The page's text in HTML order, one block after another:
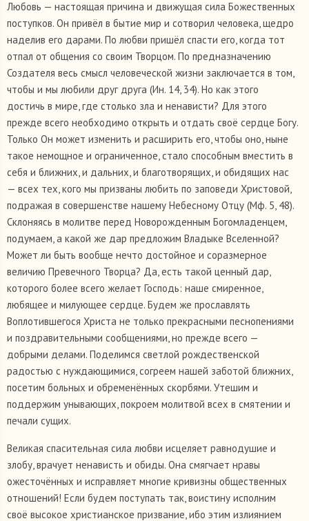
Любовь — настоящая причина и движущая сила Божественных
поступков. Он привёл в бытие мир и сотворил человека, щедро
наделив его дарами. По любви пришёл спасти его, когда тот
отпал от общения со своим Творцом. По предназначению
Создателя весь смысл человеческой жизни заключается в том,
чтобы и мы любили друг друга (Ин. 14, 34). Но как этого
достичь в мире, где столько зла и ненависти? Для этого
прежде всего необходимо открыть и отдать своё сердце Богу.
Только Он может изменить и расширить его, чтобы оно, ныне
такое немощное и ограниченное, стало способным вместить в
себя и ближних, и дальних, и благотворящих, и обидящих нас
— всех тех, кого мы призваны любить по заповеди Христовой,
подражая в совершенстве нашему Небесному Отцу (Мф. 5, 48).
Склоняясь в молитве перед Новорожденным Богомладенцем,
подумаем, а какой же дар предложим Владыке Вселенной?
Может ли быть вообще нечто достойное и соразмерное
величию Превечного Творца? Да, есть такой ценный дар,
которого более всего желает Господь: наше смиренное,
любящее и милующее сердце. Будем же прославлять
Воплотившегося Христа не только прекрасными песнопениями
и поздравительными сообщениями, но прежде всего —
добрыми делами. Поделимся светлой рождественской
радостью с нуждающимися, согреем нашей заботой ближних,
посетим больных и обременённых скорбями. Утешим и
поддержим унывающих, покроем молитвой всех в смятении и
печали сущих.
Великая спасительная сила любви исцеляет равнодушие и
злобу, врачует ненависть и обиды. Она смягчает нравы
ожесточённых и исправляет многие кривизны общественных
отношений! Если будем поступать так, воистину исполним
своё высокое христианское призвание, ибо этим излиянием